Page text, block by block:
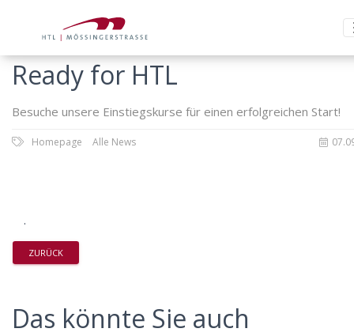
Ready for HTL
Besuche unsere Einstiegskurse für einen erfolgreichen Start!
Homepage Alle News
.
ZURÜCK
Das könnte Sie auch